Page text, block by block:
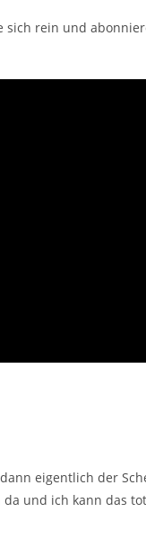
sich rein und
eigentlich der
und ich kann das